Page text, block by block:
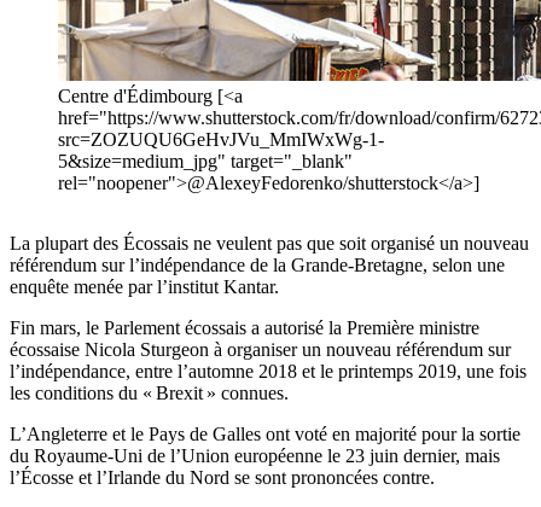
Centre d'Édimbourg [<a
href="https://www.shutterstock.com/fr/download/confirm/
src=ZOZUQU6GeHvJVu_MmIWxWg-1-
5&size=medium_jpg" target="_blank"
rel="noopener">@AlexeyFedorenko/shutterstock</a>]
La plupart des Écossais ne veulent pas que soit organisé un nouveau
référendum sur l’indépendance de la Grande-Bretagne, selon une
enquête menée par l’institut Kantar.
Fin mars, le Parlement écossais a autorisé la Première ministre
écossaise Nicola Sturgeon à organiser un nouveau référendum sur
l’indépendance, entre l’automne 2018 et le printemps 2019, une fois
les conditions du « Brexit » connues.
L’Angleterre et le Pays de Galles ont voté en majorité pour la sortie
du Royaume-Uni de l’Union européenne le 23 juin dernier, mais
l’Écosse et l’Irlande du Nord se sont prononcées contre.